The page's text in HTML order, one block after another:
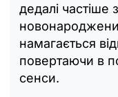
дедалі частіше
намагається
повертаючи в
сенси.